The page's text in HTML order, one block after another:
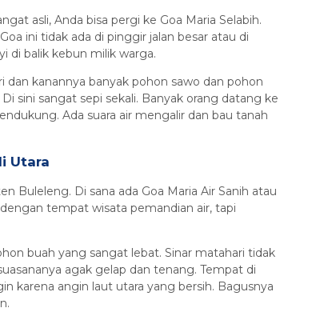
asli, Anda bisa pergi ke Goa Maria Selabih.
ini tidak ada di pinggir jalan besar atau di
di balik kebun milik warga.
dan kanannya banyak pohon sawo dan pohon
sini sangat sepi sekali. Banyak orang datang ke
Ada suara air mengalir dan bau tanah
Utara
Buleleng. Di sana ada Goa Maria Air Sanih atau
tempat wisata pemandian air, tapi
buah yang sangat lebat. Sinar matahari tidak
agak gelap dan tenang. Tempat di
karena angin laut utara yang bersih. Bagusnya